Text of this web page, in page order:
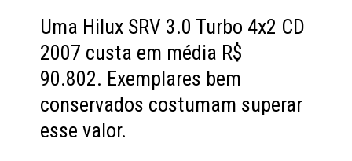
Uma Hilux SRV 3.0 Turbo 4x2 CD
2007 custa em média R$
90.802. Exemplares bem
conservados costumam superar
esse valor.